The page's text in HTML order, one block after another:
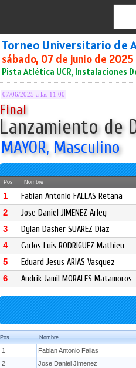
Torneo Universitario de
sábado, 07 de junio de 2025
Pista Atlética UCR, Instalaciones
07/06/2025 a las 11:00
Final
Lanzamiento de
MAYOR, Masculino
Pos Nombre
1 Fabian Antonio FALLAS Retana
2 Jose Daniel JIMENEZ Arley
3 Dylan Dasher SUAREZ Diaz
4 Carlos Luis RODRIGUEZ Mathieu
5 Eduard Jesus ARIAS Vasquez
6 Andrik Jamil MORALES Matamoros
Pos Nombre
1 Fabian Antonio Fallas
2 Jose Daniel Jimenez